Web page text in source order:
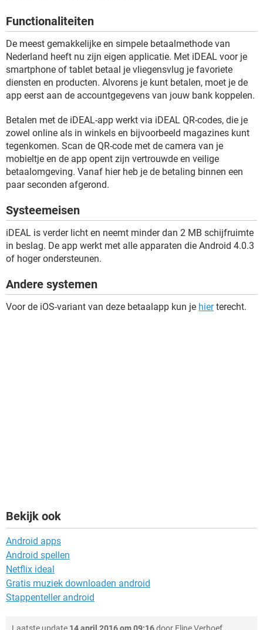
Functionaliteiten
De meest gemakkelijke en simpele betaalmethode van
Nederland heeft nu zijn eigen applicatie. Met iDEAL voor je
smartphone of tablet betaal je vliegensvlug je favoriete
diensten en producten. Alvorens je kunt betalen, moet je de
app eerst aan de accountgegevens van jouw bank koppelen.
Betalen met de iDEAL-app werkt via iDEAL QR-codes, die je
zowel online als in winkels en bijvoorbeeld magazines kunt
tegenkomen. Scan de QR-code met de camera van je
mobieltje en de app opent zijn vertrouwde en veilige
betaalomgeving. Vanaf hier heb je de betaling binnen een
paar seconden afgerond.
Systeemeisen
iDEAL is verder licht en neemt minder dan 2 MB schijfruimte
in beslag. De app werkt met alle apparaten die Android 4.0.3
of hoger ondersteunen.
Andere systemen
Voor de iOS-variant van deze betaalapp kun je hierterecht.
Bekijk ook
Android apps
Android spellen
Netflix ideal
Gratis muziek downloaden android
Stappenteller android